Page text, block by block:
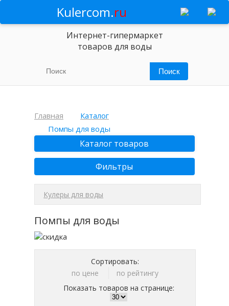
Kulercom.ru
Интернет-гипермаркет
товаров для воды
Главная
Каталог
Помпы для воды
Каталог товаров
Фильтры
Кулеры для воды
Помпы для воды
Сортировать:
по цене
по рейтингу
Показать товаров на странице: